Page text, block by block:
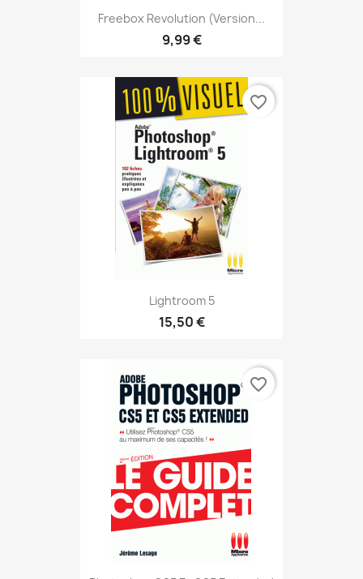
Freebox Revolution (version...
9,99 €
Lightroom 5
15,50 €
favorite_border
favorite_border